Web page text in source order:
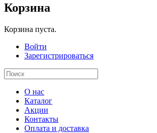
Корзина
Корзина пуста.
Войти
Зарегистрироваться
О нас
Каталог
Акции
Контакты
Оплата и доставка